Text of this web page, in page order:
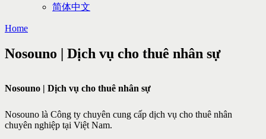
简体中文
Home
Nosouno | Dịch vụ cho thuê nhân sự
Nosouno | Dịch vụ cho thuê nhân sự
Nosouno là Công ty chuyên cung cấp dịch vụ cho thuê nhân
chuyên nghiệp tại Việt Nam.